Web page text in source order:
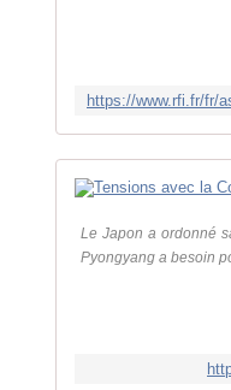
Le Japon a ordonné
Pyongyang a besoin